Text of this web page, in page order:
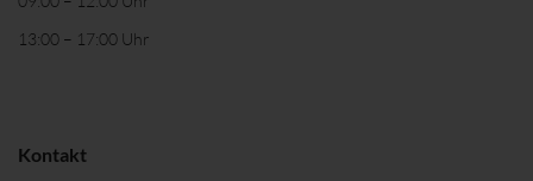
13:00 – 17:00 Uhr
Kontakt